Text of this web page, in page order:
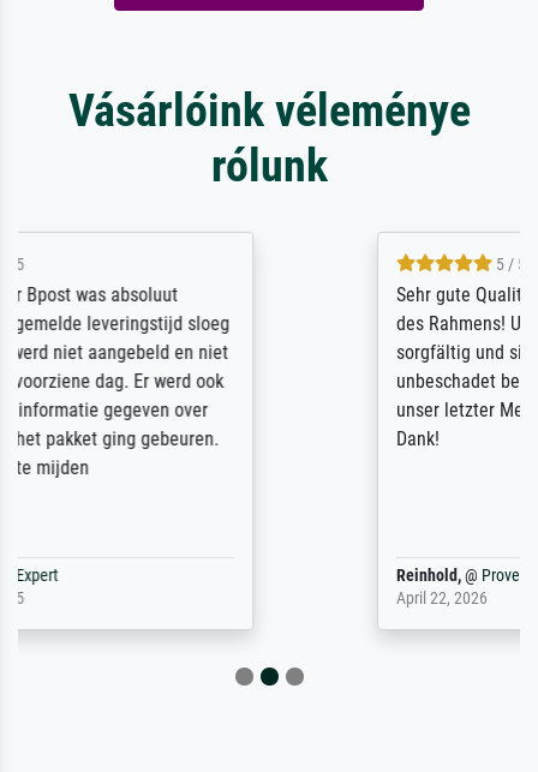
Vásárlóink véleménye
rólunk
Sehr gute Qualität des Leinwanddrucks und
des Rahmens! Unser Bild wurde sehr
sorgfältig und sicher verpackt, so dass es
unbeschadet bei uns ankam. Es wird nicht
unser letzter Meisterdruck sein. Vielen
Dank!